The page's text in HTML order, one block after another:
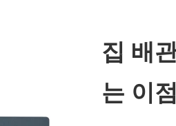
집 배
는 이점